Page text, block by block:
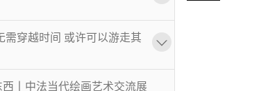
需穿越时间 或许可以游走其
西丨中法当代绘画艺术交流展